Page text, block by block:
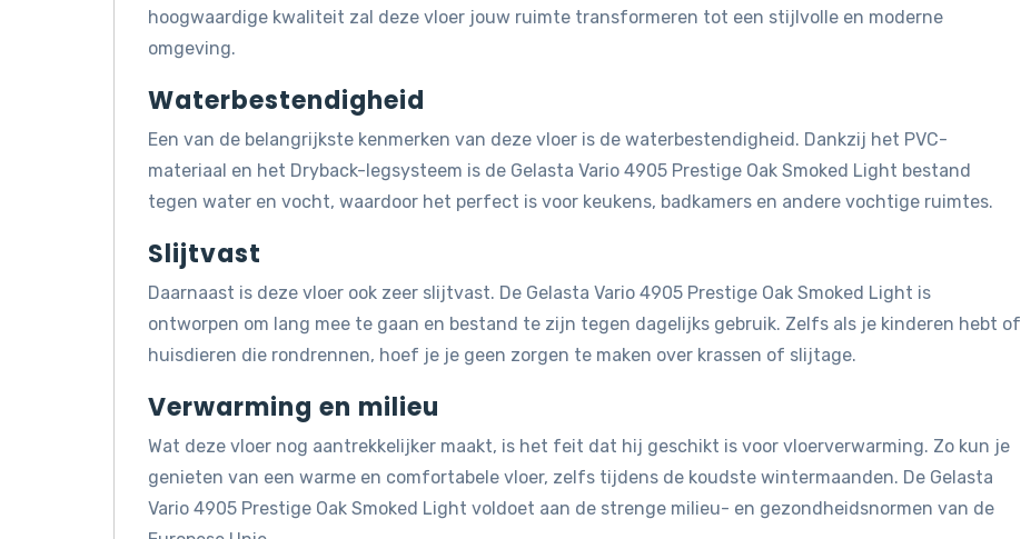
hoogwaardige kwaliteit zal deze vloer jouw ruimte transformeren tot een stijlvolle en moderne
omgeving.
Waterbestendigheid
Een van de belangrijkste kenmerken van deze vloer is de waterbestendigheid. Dankzij het PVC-
materiaal en het Dryback-legsysteem is de Gelasta Vario 4905 Prestige Oak Smoked Light bestand
tegen water en vocht, waardoor het perfect is voor keukens, badkamers en andere vochtige ruimtes.
Slijtvast
Daarnaast is deze vloer ook zeer slijtvast. De Gelasta Vario 4905 Prestige Oak Smoked Light is
ontworpen om lang mee te gaan en bestand te zijn tegen dagelijks gebruik. Zelfs als je kinderen hebt of
huisdieren die rondrennen, hoef je je geen zorgen te maken over krassen of slijtage.
Verwarming en milieu
Wat deze vloer nog aantrekkelijker maakt, is het feit dat hij geschikt is voor vloerverwarming. Zo kun je
genieten van een warme en comfortabele vloer, zelfs tijdens de koudste wintermaanden. De Gelasta
Vario 4905 Prestige Oak Smoked Light voldoet aan de strenge milieu- en gezondheidsnormen van de